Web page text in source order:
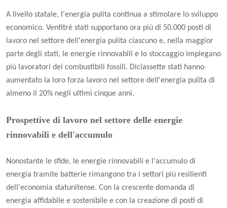
A livello statale, l'energia pulita continua a stimolare lo sviluppo
economico. Ventitré stati supportano ora più di 50.000 posti di
lavoro nel settore dell'energia pulita ciascuno e, nella maggior
parte degli stati, le energie rinnovabili e lo stoccaggio impiegano
più lavoratori dei combustibili fossili. Diciassette stati hanno
aumentato la loro forza lavoro nel settore dell'energia pulita di
almeno il 20% negli ultimi cinque anni.
Prospettive di lavoro nel settore delle energie
rinnovabili e dell'accumulo
Nonostante le sfide, le energie rinnovabili e l'accumulo di
energia tramite batterie rimangono tra i settori più resilienti
dell'economia statunitense. Con la crescente domanda di
energia affidabile e sostenibile e con la creazione di posti di